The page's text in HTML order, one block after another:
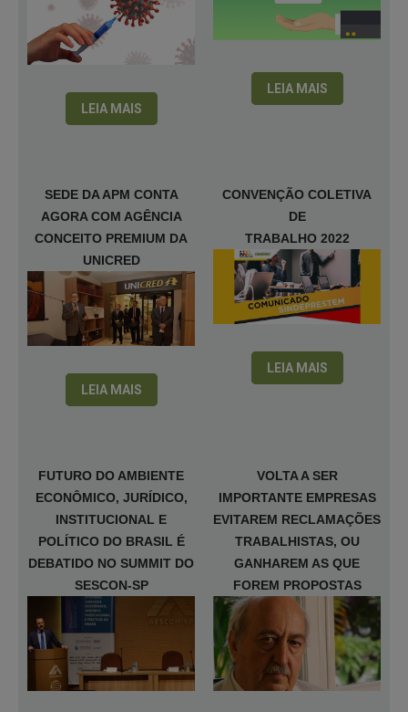
LEIA MAIS
LEIA MAIS
SEDE DA APM CONTA
AGORA COM AGÊNCIA
CONCEITO PREMIUM DA
UNICRED
LEIA MAIS
CONVENÇÃO COLETIVA
DE
TRABALHO 2022
LEIA MAIS
FUTURO DO AMBIENTE
ECONÔMICO, JURÍDICO,
INSTITUCIONAL E
POLÍTICO DO BRASIL É
DEBATIDO NO SUMMIT DO
SESCON-SP
VOLTA A SER
IMPORTANTE EMPRESAS
EVITAREM RECLAMAÇÕES
TRABALHISTAS, OU
GANHAREM AS QUE
FOREM PROPOSTAS